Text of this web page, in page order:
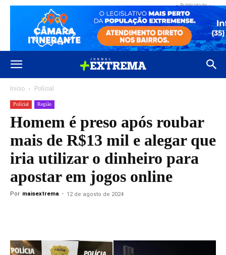
- Publicidade -
Início Polícial
Polícial Região
Homem é preso após roubar
mais de R$13 mil e alegar que
iria utilizar o dinheiro para
apostar em jogos online
Por maisextrema - 12 de agosto de 2024